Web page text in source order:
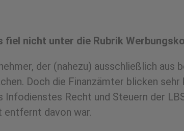
fiel nicht unter die Rubrik
der (nahezu) ausschließlich aus
Doch die Finanzämter blicken
Recht und Steuern der
davon war.